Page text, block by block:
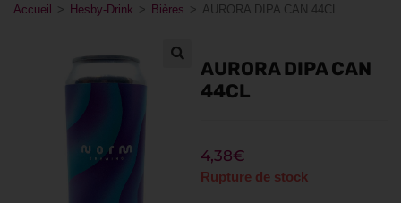
Accueil > Hesby-Drink > Bières > AURORA DIPA CAN 44CL
AURORA DIPA CAN
44CL
4,38€
Rupture de stock